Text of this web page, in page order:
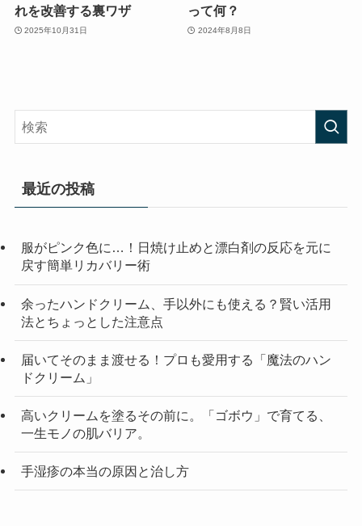
れを改善する裏ワザ
2025年10月31日
って何？
2024年8月8日
最近の投稿
服がピンク色に…！日焼け止めと漂白剤の反応を元に
戻す簡単リカバリー術
余ったハンドクリーム、手以外にも使える？賢い活用
法とちょっとした注意点
届いてそのまま渡せる！プロも愛用する「魔法のハン
ドクリーム」
高いクリームを塗るその前に。「ゴボウ」で育てる、
一生モノの肌バリア。
手湿疹の本当の原因と治し方